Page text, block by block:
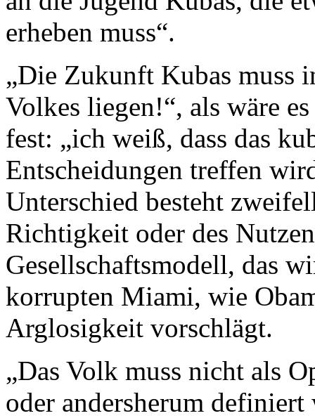
erheben muss“.
„Die Zukunft Kubas muss
Volkes liegen!“, als wäre
fest: „ich weiß, dass das
Entscheidungen treffen
Unterschied besteht
Richtigkeit oder des
Gesellschaftsmodell, das
korrupten Miami, wie
Arglosigkeit vorschlägt.
„Das Volk muss nicht als
oder andersherum